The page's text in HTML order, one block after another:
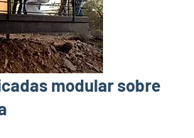
modular sobre